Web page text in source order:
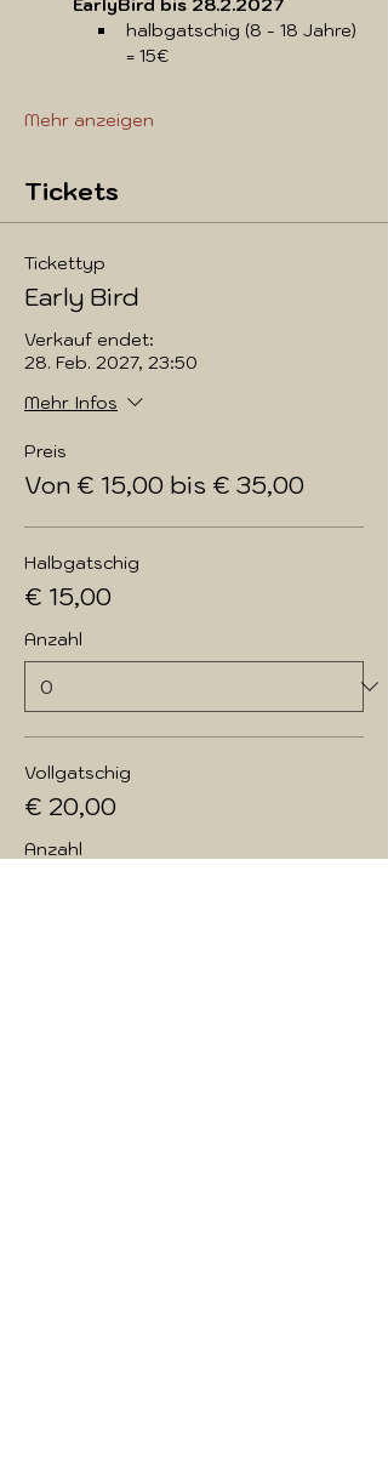
EarlyBird bis 28.2.2027
halbgatschig (8 - 18 Jahre)
= 15€
Mehr anzeigen
Tickets
Tickettyp
Early Bird
Verkauf endet:
28. Feb. 2027, 23:50
Mehr Infos
Preis
Von € 15,00 bis € 35,00
Halbgatschig
€ 15,00
Anzahl
Vollgatschig
€ 20,00
Anzahl